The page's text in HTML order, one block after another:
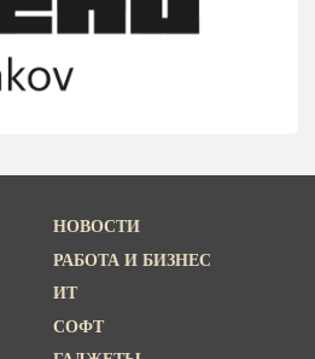
НОВОСТИ
РАБОТА И БИЗНЕС
ИТ
СОФТ